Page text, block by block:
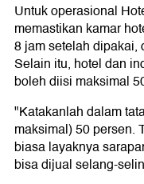
Untuk operasional
memastikan kamar
8 jam setelah dipakai,
Selain itu, hotel dan
boleh diisi maksimal
"Katakanlah dalam
maksimal) 50 persen.
biasa layaknya
bisa dijual selang-